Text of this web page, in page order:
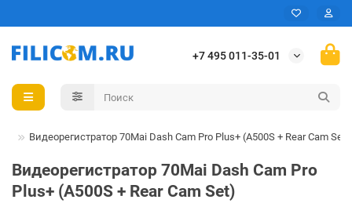
+7 495 011-35-01
Видеорегистратор 70Mai Dash Cam Pro Plus+ (A500S + Rear Cam Set)
Видеорегистратор 70Mai Dash Cam Pro
Plus+ (A500S + Rear Cam Set)